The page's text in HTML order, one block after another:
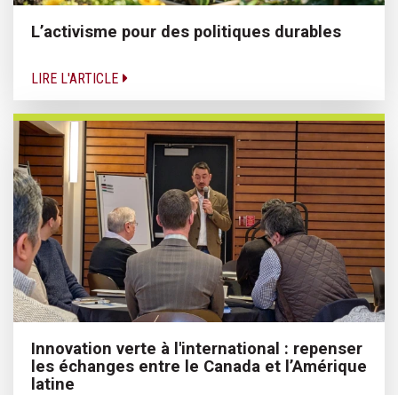
L’activisme pour des politiques durables
LIRE L'ARTICLE
Innovation verte à l'international : repenser
les échanges entre le Canada et l’Amérique
latine